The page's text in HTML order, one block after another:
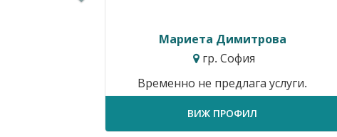
Силвия Симеонова
15.34€ / 30.00лв